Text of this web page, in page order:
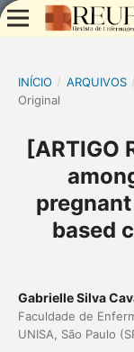
INÍCIO / ARQUIVOS /
Original
[ARTIGO
based
Gabrielle Silva
Faculdade de
UNISA, São Paulo